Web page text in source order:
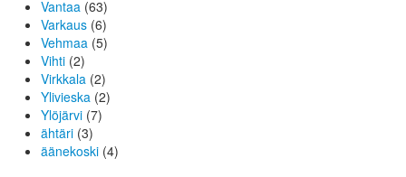
Vantaa (63)
Varkaus (6)
Vehmaa (5)
Vihti (2)
Virkkala (2)
Ylivieska (2)
Ylöjärvi (7)
ähtäri (3)
äänekoski (4)